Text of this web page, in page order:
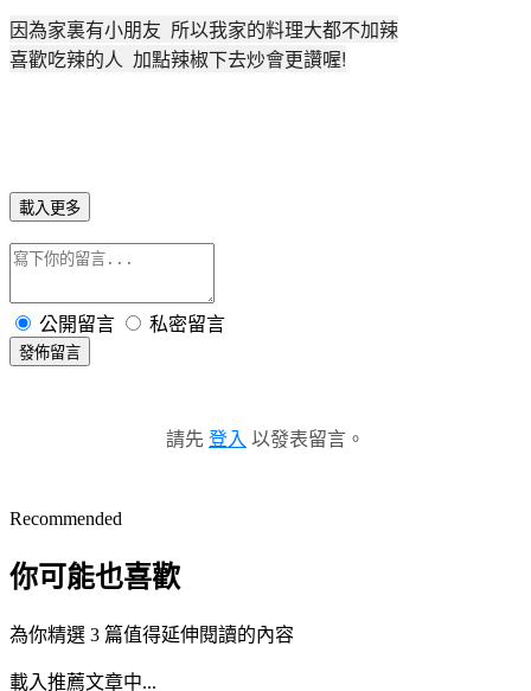
因為家裏有小朋友 所以我家的料理大都不加辣
喜歡吃辣的人 加點辣椒下去炒會更讚喔!
載入更多
公開留言 私密留言
發佈留言
請先 登入 以發表留言。
Recommended
你可能也喜歡
為你精選 3 篇值得延伸閱讀的內容
載入推薦文章中...